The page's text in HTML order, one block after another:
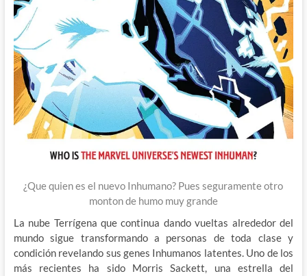
¿Que quien es el nuevo Inhumano? Pues seguramente otro
monton de humo muy grande
La nube Terrígena que continua dando vueltas alrededor del
mundo sigue transformando a personas de toda clase y
condición revelando sus genes Inhumanos latentes. Uno de los
más recientes ha sido Morris Sackett, una estrella del